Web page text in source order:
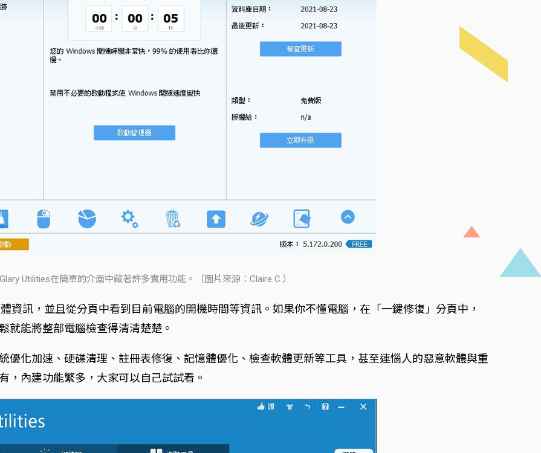
Utilities在簡單的介面中藏著許多實用功能。（圖片來源：Claire C.）
資訊，並且從分頁中看到目前電腦的開機時間等資訊。如果你不懂電腦，在「一鍵修復」分頁中，
就能將整部電腦檢查得清清楚楚。
優化加速、硬碟清理、註冊表修復、記憶體優化、檢查軟體更新等工具，甚至連惱人的惡意軟體與重
，內建功能繁多，大家可以自己試試看。